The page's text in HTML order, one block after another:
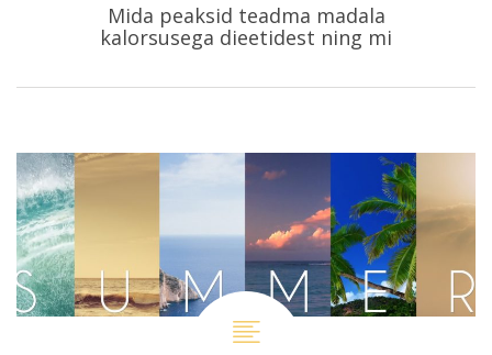
Mida peaksid teadma madala
kalorsusega dieetidest ning mi